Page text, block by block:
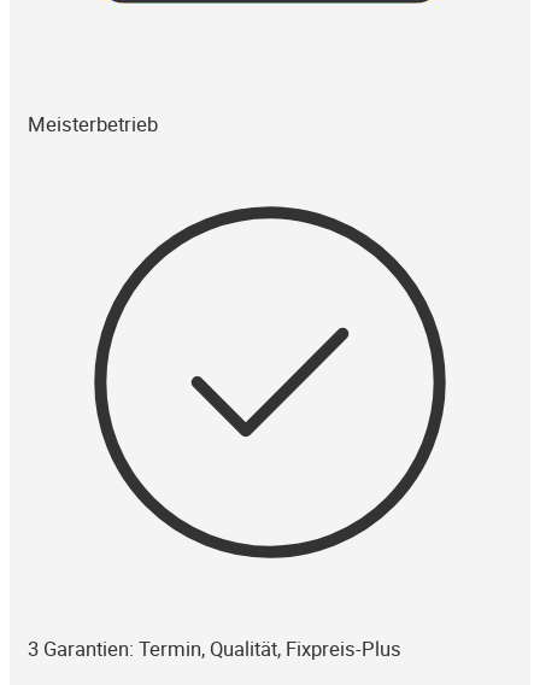
Meisterbetrieb
3 Garantien: Termin, Qualität, Fixpreis-Plus